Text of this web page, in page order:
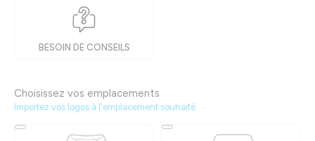
BESOIN DE CONSEILS
Choisissez vos emplacements
Importez vos logos à l'emplacement souhaité